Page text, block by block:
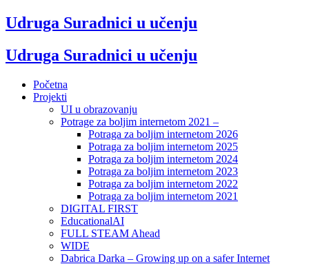
Udruga Suradnici u učenju
Udruga Suradnici u učenju
Početna
Projekti
UI u obrazovanju
Potrage za boljim internetom 2021 –
Potraga za boljim internetom 2026
Potraga za boljim internetom 2025
Potraga za boljim internetom 2024
Potraga za boljim internetom 2023
Potraga za boljim internetom 2022
Potraga za boljim internetom 2021
DIGITAL FIRST
EducationalAI
FULL STEAM Ahead
WIDE
Dabrica Darka – Growing up on a safer Internet